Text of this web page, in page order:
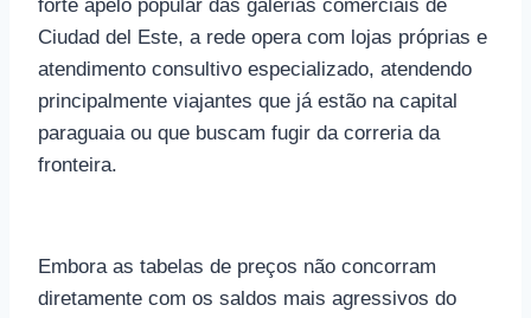
forte apelo popular das galerias comerciais de
Ciudad del Este, a rede opera com lojas próprias e
atendimento consultivo especializado, atendendo
principalmente viajantes que já estão na capital
paraguaia ou que buscam fugir da correria da
fronteira.
Embora as tabelas de preços não concorram
diretamente com os saldos mais agressivos do